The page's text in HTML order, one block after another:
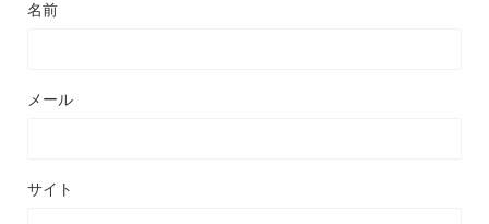
名前
メール
サイト